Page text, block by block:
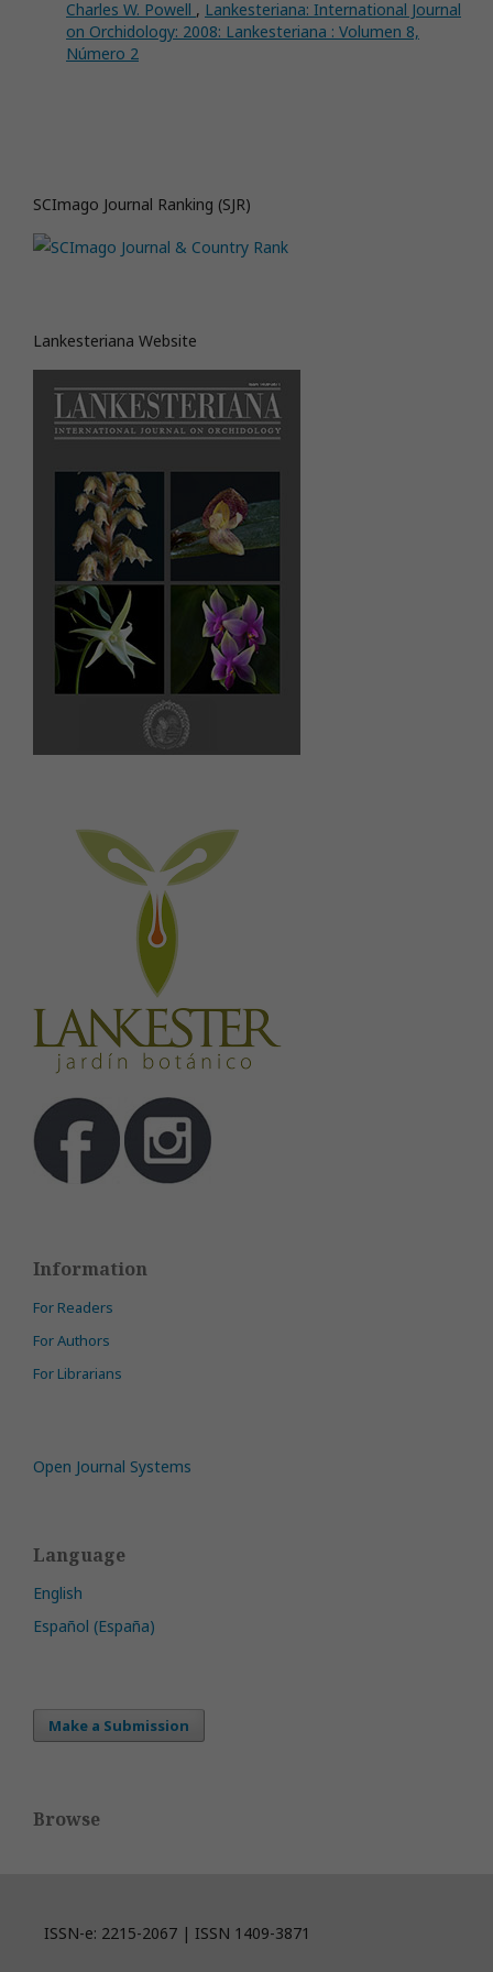
Charles W. Powell , Lankesteriana: International Journal
on Orchidology: 2008: Lankesteriana : Volumen 8,
Número 2
SCImago Journal Ranking (SJR)
Lankesteriana Website
Information
For Readers
For Authors
For Librarians
Open Journal Systems
Language
English
Español (España)
Make a Submission
Browse
ISSN-e: 2215-2067 | ISSN 1409-3871